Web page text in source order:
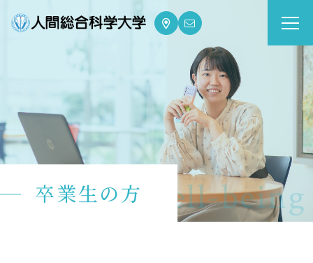
学部・大学院
Department
資格・就職for Well-being
卒業生の方